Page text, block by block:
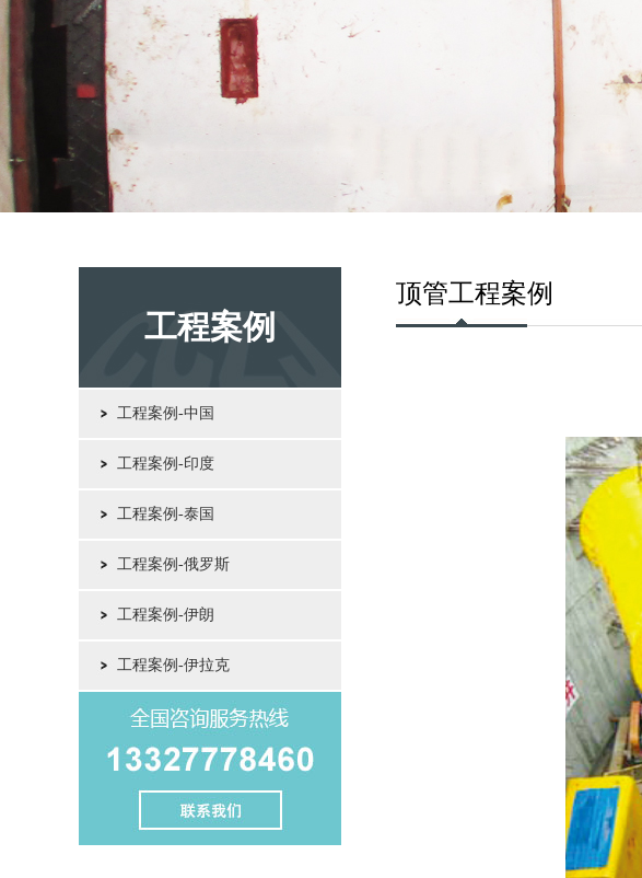
工程案例
工程案例-中国
工程案例-印度
工程案例-泰国
工程案例-俄罗斯
工程案例-伊朗
工程案例-伊拉克
顶管工程案例